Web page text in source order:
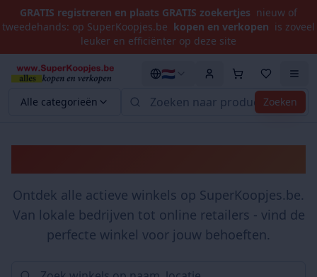
GRATIS registreren en plaats GRATIS zoekertjes nieuw of
tweedehands: op SuperKoopjes.be kopen en verkopen is zoveel
leuker en efficiënter op deze site
Alle categorieën Zoeken
🇳🇱
Ontdek alle actieve winkels op SuperKoopjes.be.
Van lokale bedrijven tot online retailers - vind de
perfecte winkel voor jouw behoeften.